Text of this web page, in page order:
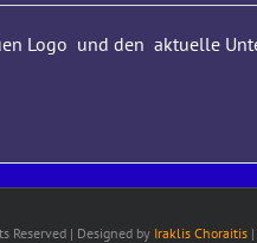
Logo und den aktuelle
Reserved | Designed by Iraklis Choraitis |